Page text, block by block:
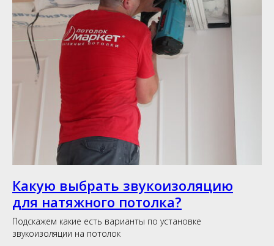
Какую выбрать звукоизоляцию
для натяжного потолка?
Подскажем какие есть варианты по установке
звукоизоляции на потолок